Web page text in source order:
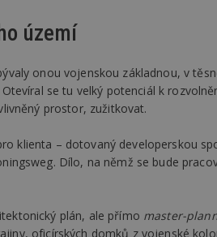
území
onou vojenskou základnou, v
se tu velký potenciál k
prostor, zužitkovat.
klienta – dotovaný developerskou
Dílo, na němž se bude
plán, ale přímo master-
oficírských domků z vojenské
Nezbytně nutné soubory
Nezbytně nutné soubory cookie umožňují
Webové stránky nelze bez nezbytně nutných
_hjIncludedInPageviewSample
Hotjar